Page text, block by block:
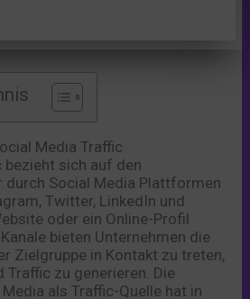
Media Traffic
bezieht sich auf den
durch Social Media Plattformen
Twitter, LinkedIn und
oder ein Online-Profil
bieten Unternehmen die
Zielgruppe in Kontakt zu treten,
Traffic zu generieren. Die
als Traffic-Quelle hat in